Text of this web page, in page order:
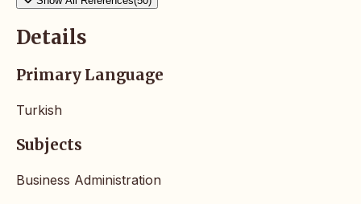
Details
Primary Language
Turkish
Subjects
Business Administration